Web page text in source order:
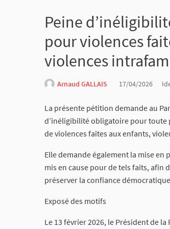
Peine
pour violences
violences
Arnaud GALLAIS 17/04/2026
La présente pétition demande au
d’inéligibilité obligatoire pour toute
de violences faites aux enfants,
Elle demande également la mise
mis en cause pour de tels faits,
préserver la confiance
Exposé des motifs
Le 13 février 2026, le Président de